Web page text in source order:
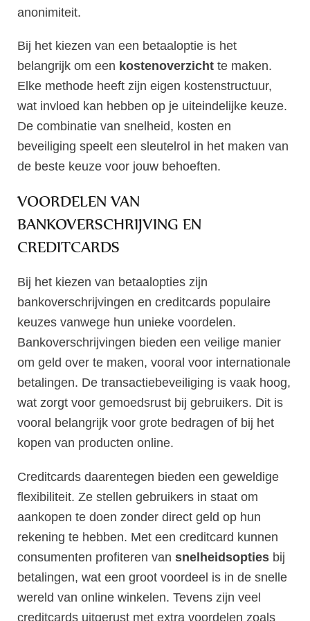
anonimiteit.
Bij het kiezen van een betaaloptie is het
belangrijk om een kostenoverzicht te maken.
Elke methode heeft zijn eigen kostenstructuur,
wat invloed kan hebben op je uiteindelijke keuze.
De combinatie van snelheid, kosten en
beveiliging speelt een sleutelrol in het maken van
de beste keuze voor jouw behoeften.
VOORDELEN VAN
BANKOVERSCHRIJVING EN
CREDITCARDS
Bij het kiezen van betaalopties zijn
bankoverschrijvingen en creditcards populaire
keuzes vanwege hun unieke voordelen.
Bankoverschrijvingen bieden een veilige manier
om geld over te maken, vooral voor internationale
betalingen. De transactiebeveiliging is vaak hoog,
wat zorgt voor gemoedsrust bij gebruikers. Dit is
vooral belangrijk voor grote bedragen of bij het
kopen van producten online.
Creditcards daarentegen bieden een geweldige
flexibiliteit. Ze stellen gebruikers in staat om
aankopen te doen zonder direct geld op hun
rekening te hebben. Met een creditcard kunnen
consumenten profiteren van snelheidsopties bij
betalingen, wat een groot voordeel is in de snelle
wereld van online winkelen. Tevens zijn veel
creditcards uitgerust met extra voordelen zoals